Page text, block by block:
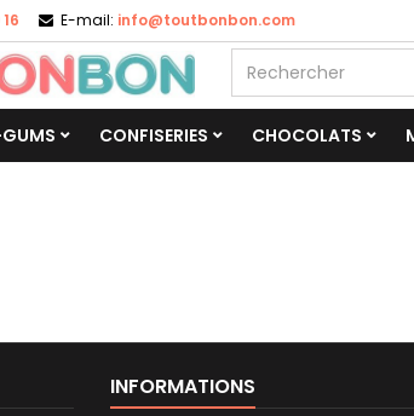
E-mail: info@toutbonbon.com
CONFISERIES CHOCOLATS
INFORMATIONS